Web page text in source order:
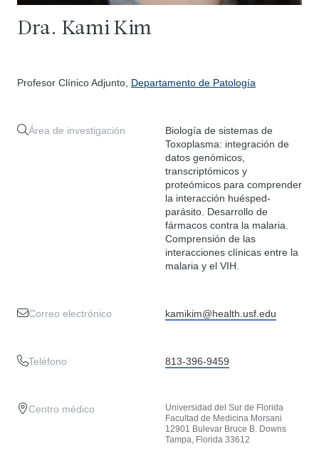
Dra. Kami Kim
Profesor Clínico Adjunto, Departamento de Patología
Área de investigación
Biología de sistemas de
Toxoplasma: integración de
datos genómicos,
transcriptómicos y
proteómicos para comprender
la interacción huésped-
parásito. Desarrollo de
fármacos contra la malaria.
Comprensión de las
interacciones clínicas entre la
malaria y el VIH.
Correo electrónico kamikim@health.usf.edu
Teléfono 813-396-9459
Centro médico
Universidad del Sur de Florida
Facultad de Medicina Morsani
12901 Bulevar Bruce B. Downs
Tampa, Florida 33612